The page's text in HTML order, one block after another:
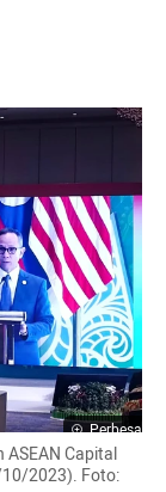
Perbesar
Capital
10/2023). Foto: